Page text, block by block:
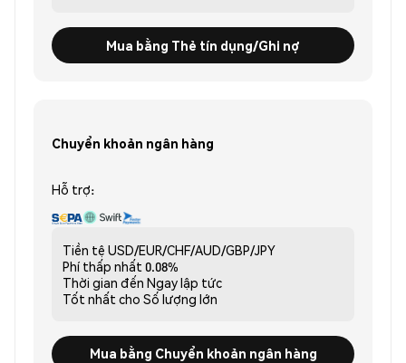
Mua bằng Thẻ tín dụng/Ghi nợ
Chuyển khoản ngân hàng
Hỗ trợ:
Tiền tệ USD/EUR/CHF/AUD/GBP/JPY
Phí thấp nhất 0.08%
Thời gian đến Ngay lập tức
Tốt nhất cho Số lượng lớn
Mua bằng Chuyển khoản ngân hàng